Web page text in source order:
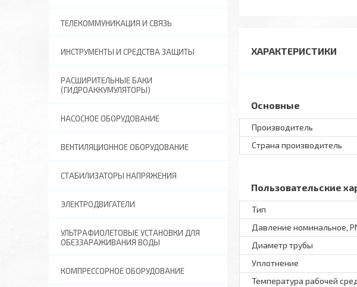
ХАРАКТЕРИСТИКИ
Основные
Производитель
Страна производитель
Пользовательские
Тип
Давление номинальное,
Диаметр трубы
Уплотнение
Температура рабочей
ТЕЛЕКОММУНИКАЦИЯ И СВЯЗЬ
ИНСТРУМЕНТЫ И СРЕДСТВА ЗАЩИТЫ
РАСШИРИТЕЛЬНЫЕ БАКИ
(ГИДРОАККУМУЛЯТОРЫ)
НАСОСНОЕ ОБОРУДОВАНИЕ
ВЕНТИЛЯЦИОННОЕ ОБОРУДОВАНИЕ
СТАБИЛИЗАТОРЫ НАПРЯЖЕНИЯ
ЭЛЕКТРОДВИГАТЕЛИ
УЛЬТРАФИОЛЕТОВЫЕ УСТАНОВКИ ДЛЯ
ОБЕЗЗАРАЖИВАНИЯ ВОДЫ
КОМПРЕССОРНОЕ ОБОРУДОВАНИЕ